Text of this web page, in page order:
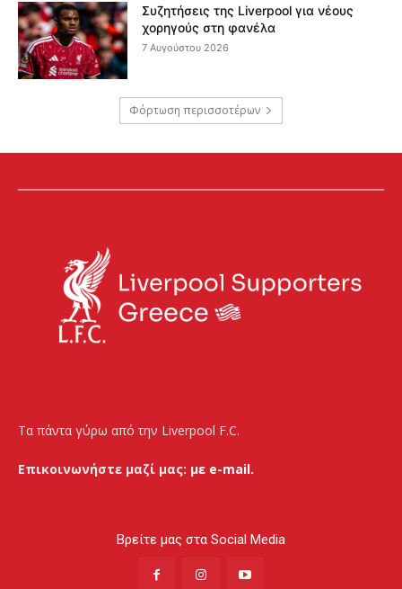
Συζητήσεις της Liverpool για νέους
χορηγούς στη φανέλα
7 Αυγούστου 2026
Φόρτωση περισσοτέρων
Τα πάντα γύρω από την Liverpool F.C.
Επικοινωνήστε μαζί μας: με e-mail.
Βρείτε μας στα Social Media